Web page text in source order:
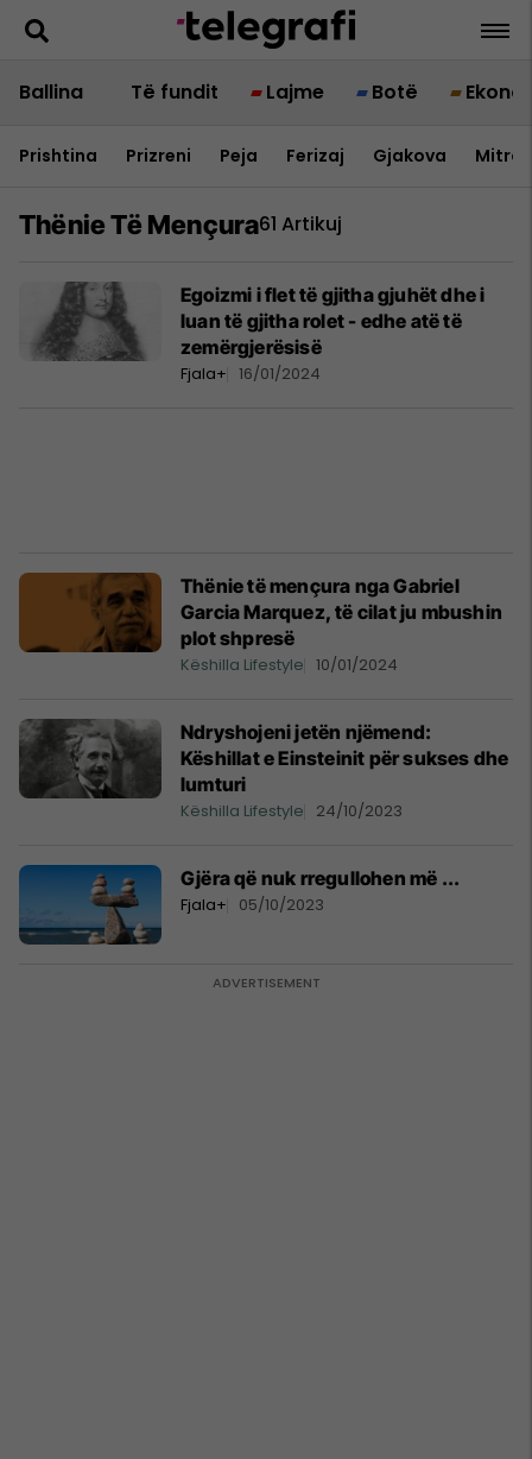
Ballina Të fundit Lajme Botë
Prishtina Prizreni Peja Ferizaj Gjakova
Thënie Të Mençura61 Artikuj
Egoizmi i flet të gjitha gjuhët dhe i
luan të gjitha rolet - edhe atë të
zemërgjerësisë
Fjala+ 16/01/2024
Thënie të mençura nga Gabriel
Garcia Marquez, të cilat ju mbushin
plot shpresë
Këshilla Lifestyle 10/01/2024
Ndryshojeni jetën njëmend:
Këshillat e Einsteinit për sukses dhe
lumturi
Këshilla Lifestyle 24/10/2023
Gjëra që nuk rregullohen më ...
Fjala+ 05/10/2023